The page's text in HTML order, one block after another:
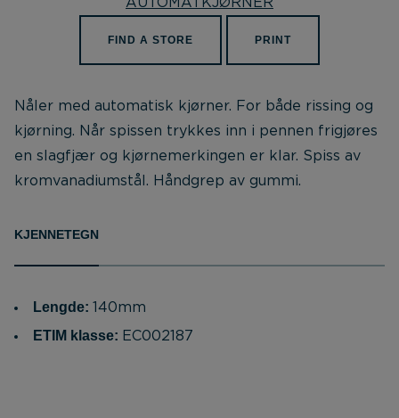
FIND A STORE PRINT
Nåler med automatisk kjørner. For både rissing og
kjørning. Når spissen trykkes inn i pennen frigjøres
en slagfjær og kjørnemerkingen er klar. Spiss av
kromvanadiumstål. Håndgrep av gummi.
KJENNETEGN
Lengde: 140mm
ETIM klasse: EC002187